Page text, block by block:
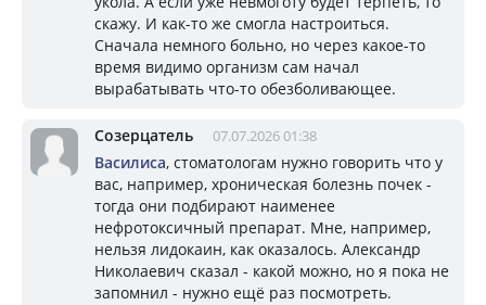
скажу. И как-то же смогла настроиться.
Сначала немного больно, но через какое-то
время видимо организм сам начал
вырабатывать что-то обезболивающее.
Созерцатель 07.07.2026 01:38
Василиса, стоматологам нужно говорить что у
вас, например, хроническая болезнь почек -
тогда они подбирают наименее
нефротоксичный препарат. Мне, например,
нельзя лидокаин, как оказалось. Александр
Николаевич сказал - какой можно, но я пока не
запомнил - нужно ещё раз посмотреть.